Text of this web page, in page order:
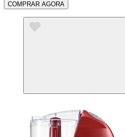
COMPRAR AGORA